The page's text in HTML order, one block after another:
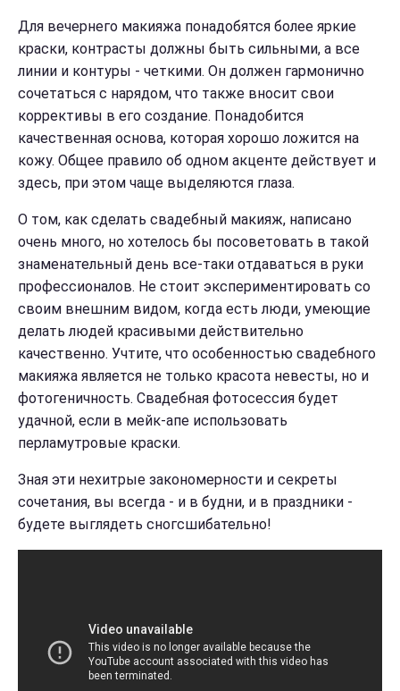
Для вечернего макияжа понадобятся более яркие
краски, контрасты должны быть сильными, а все
линии и контуры - четкими. Он должен гармонично
сочетаться с нарядом, что также вносит свои
коррективы в его создание. Понадобится
качественная основа, которая хорошо ложится на
кожу. Общее правило об одном акценте действует и
здесь, при этом чаще выделяются глаза.
О том, как сделать свадебный макияж, написано
очень много, но хотелось бы посоветовать в такой
знаменательный день все-таки отдаваться в руки
профессионалов. Не стоит экспериментировать со
своим внешним видом, когда есть люди, умеющие
делать людей красивыми действительно
качественно. Учтите, что особенностью свадебного
макияжа является не только красота невесты, но и
фотогеничность. Свадебная фотосессия будет
удачной, если в мейк-апе использовать
перламутровые краски.
Зная эти нехитрые закономерности и секреты
сочетания, вы всегда - и в будни, и в праздники -
будете выглядеть сногсшибательно!